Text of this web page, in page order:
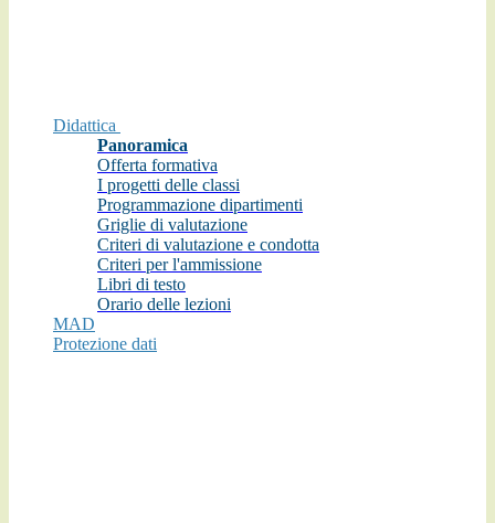
Didattica
Panoramica
Offerta formativa
I progetti delle classi
Programmazione dipartimenti
Griglie di valutazione
Criteri di valutazione e condotta
Criteri per l'ammissione
Libri di testo
Orario delle lezioni
MAD
Protezione dati